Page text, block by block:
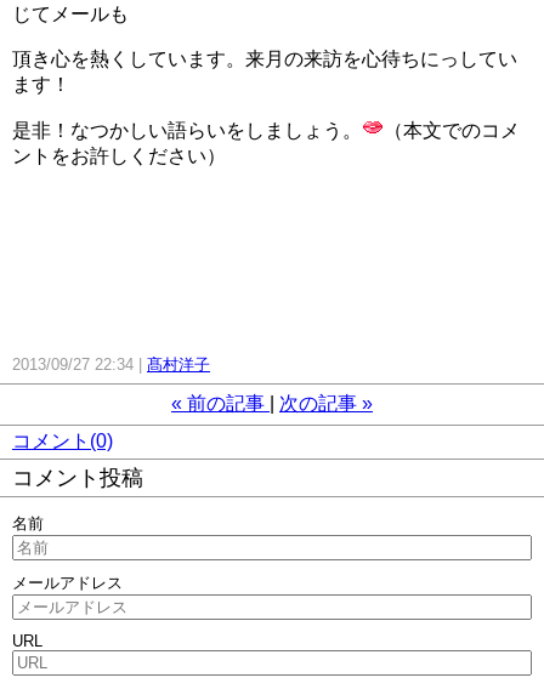
じてメールも
頂き心を熱くしています。来月の来訪を心待ちにっしてい
ます！
是非！なつかしい語らいをしましょう。
（本文でのコメ
ントをお許しください）
2013/09/27 22:34 髙村洋子
« 前の記事 次の記事 »
コメント(0)
コメント投稿
名前
メールアドレス
URL